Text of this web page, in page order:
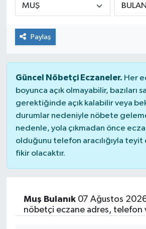
Paylaş
Güncel Nöbetçi Eczaneler. Her
boyunca açık olmayabilir, bazıları
gerektiğinde açık kalabilir veya
durumlar nedeniyle nöbete
nedenle, yola çıkmadan önce
olduğunu telefon aracılığıyla
fikir olacaktır.
Muş Bulanık07 Ağustos
nöbetçi eczane adres, telefon